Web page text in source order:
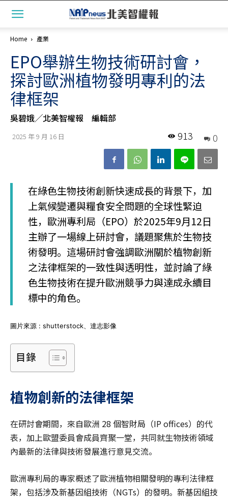
Home 產業
EPO舉辦生物技術研討會，
探討歐洲植物發明專利的法
律框架
吳碧娥╱北美智權報 編輯部
2025 年 9 月 16 日 0
913
在綠色生物技術創新快速成長的背景下，加
上氣候變遷與糧食安全問題的全球性緊迫
性，歐洲專利局（EPO）於2025年9月12日
主辦了一場線上研討會，議題聚焦於生物技
術發明。這場研討會強調歐洲關於植物創新
之法律框架的一致性與透明性，並討論了綠
色生物技術在提升歐洲競爭力與達成永續目
標中的角色。
圖片來源 : shutterstock、達志影像
目錄
植物創新的法律框架
在研討會期間，來自歐洲 28 個智財局 （IP offices）的代
表，加上歐盟委員會成員齊聚一堂，共同就生物技術領域
內最新的法律與技術發展進行意見交流。
歐洲專利局的專家概述了歐洲植物相關發明的專利法律框
架，包括涉及新基因組技術（NGTs）的發明。新基因組技